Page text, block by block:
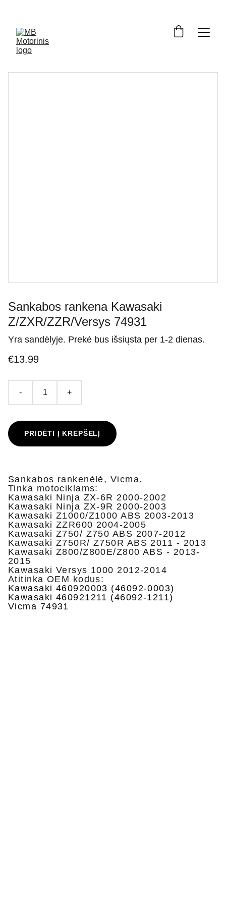
Sankabos rankena Kawasaki
Z/ZXR/ZZR/Versys 74931
Yra sandėlyje. Prekė bus išsiųsta per 1-2 dienas.
€13.99
- +
PRIDĖTI Į KREPŠELĮ
Sankabos rankenėlė, Vicma.
Tinka motociklams:
Kawasaki Ninja ZX-6R 2000-2002
Kawasaki Ninja ZX-9R 2000-2003
Kawasaki Z1000/Z1000 ABS 2003-2013
Kawasaki ZZR600 2004-2005
Kawasaki Z750/ Z750 ABS 2007-2012
Kawasaki Z750R/ Z750R ABS 2011 - 2013
Kawasaki Z800/Z800E/Z800 ABS - 2013-
2015
Kawasaki Versys 1000 2012-2014
Atitinka OEM kodus:
Kawasaki 460920003 (46092-0003)
Kawasaki 460921211 (46092-1211)
Vicma 74931